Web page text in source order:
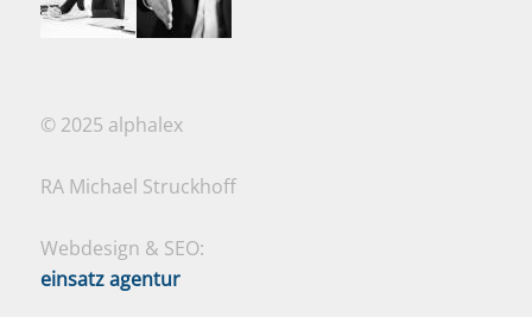
© 2025 alphalex
RA Michael Struckhoff
Webdesign & SEO:
einsatz agentur